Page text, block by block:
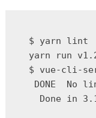
$ yarn lint
yarn run
$ vue-cli-
DONE  No